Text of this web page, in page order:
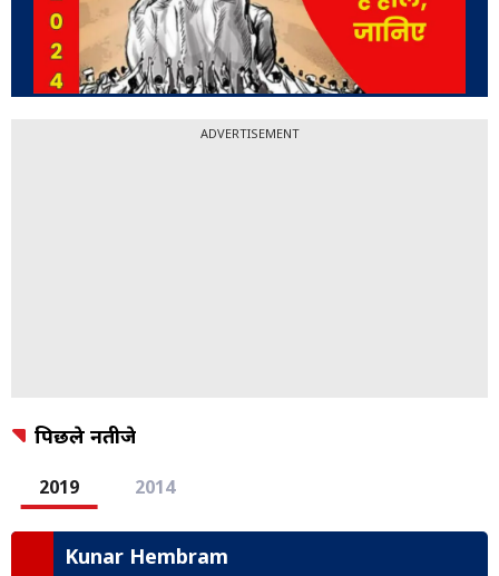
ADVERTISEMENT
पिछले नतीजे
2019 2014
Kunar Hembram